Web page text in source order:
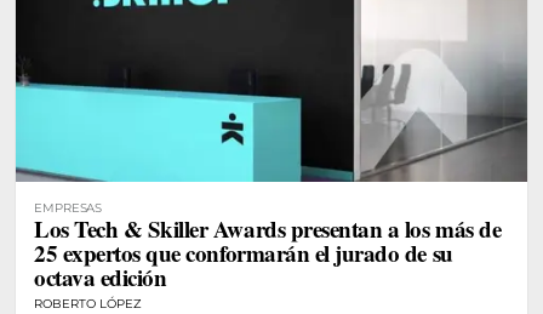
EMPRESAS
Los Tech & Skiller Awards presentan a los más de
25 expertos que conformarán el jurado de su
octava edición
ROBERTO LÓPEZ